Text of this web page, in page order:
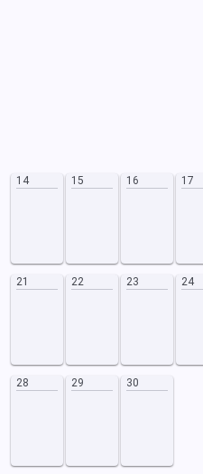
14 15 16 17
21 22 23 24
28 29 30